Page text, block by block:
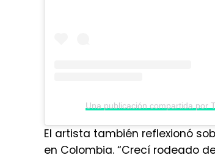
El artista también reflexionó
en Colombia. “Crecí rodeado